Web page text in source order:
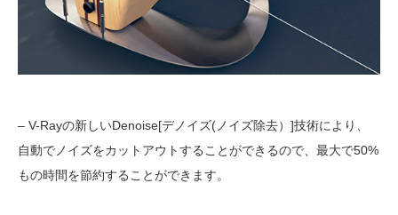
– V-Rayの新しいDenoise[デノイズ(ノイズ除去）]技術により、
自動でノイズをカットアウトすることができるので、最大で50%
もの時間を節約することができます。